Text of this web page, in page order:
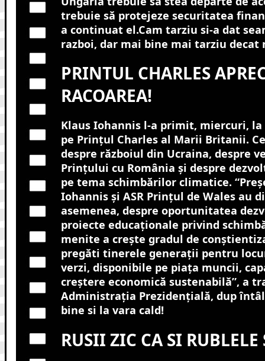
trebuie să protejeze securitatea
a continuat el.Cam tarziu si-a dat
razboi, dar mai bine mai tarziu decat
PRINTUL CHARLES
RACOAREA!
Klaus Iohannis l-a primit, miercuri,
pe Prințul Charles al Marii Britanii.
despre războiul din Ucraina, despre
Prințului cu România și despre
pe tema schimbărilor climatice. “
Iohannis și ASR Prințul de Wales au
asemenea, despre oportunitatea
proiecte educaționale privind
menite a crește gradul de
pregăti tinerele generații pentru
verzi, disponibile pe piața muncii,
creștere economică sustenabilă”, a
Administrația Prezidențială, dup
bine si la vara cald!
RUSII ZIC CA SI